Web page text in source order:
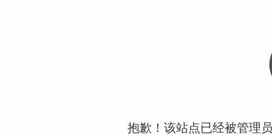
抱歉！该站点已经被管理